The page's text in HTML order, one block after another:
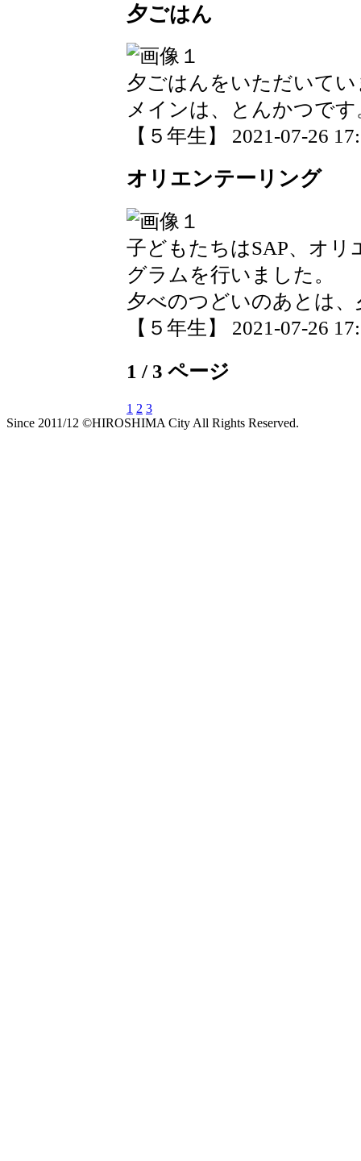
夕ごはん
夕ごはんをいただいて
メインは、とんかつです
【５年生】 2021-07-26
オリエンテーリング
子どもたちはSAP、オ
グラムを行いました。
夕べのつどいのあとは
【５年生】 2021-07-26
1 / 3 ページ
1 2 3
Since 2011/12 ©HIROSHIMA City All Rights Reserved.